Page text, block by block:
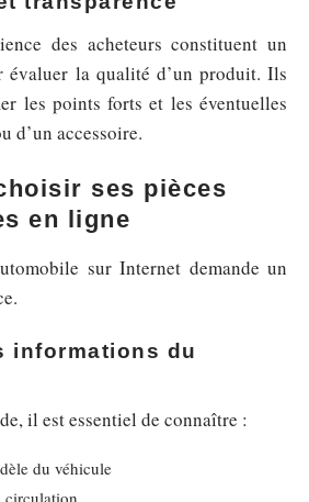
des acheteurs constituent un
la qualité d’un produit. Ils
les points forts et les éventuelles
d’un accessoire.
ses pièces
en ligne
sur Internet demande un
informations du
il est essentiel de connaître :
du véhicule
circulation